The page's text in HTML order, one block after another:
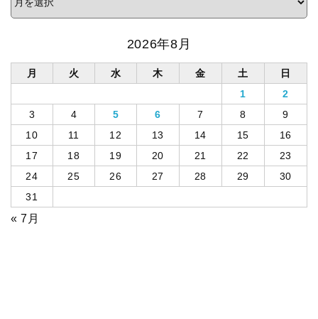
2026年8月
月 火 水 木 金 土
日
1
2
3
4 5 6 7 8
9
10
11 12 13 14 15
16
17
18 19 20 21 22
23
24
25 26 27 28 29
30
31
« 7月